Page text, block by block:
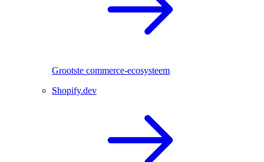
Grootste commerce-ecosysteem
Shopify.dev